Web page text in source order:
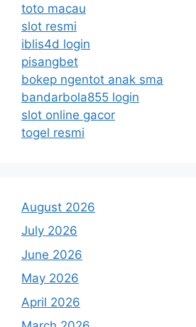
toto macau
slot resmi
iblis4d login
pisangbet
bokep ngentot anak sma
bandarbola855 login
slot online gacor
togel resmi
August 2026
July 2026
June 2026
May 2026
April 2026